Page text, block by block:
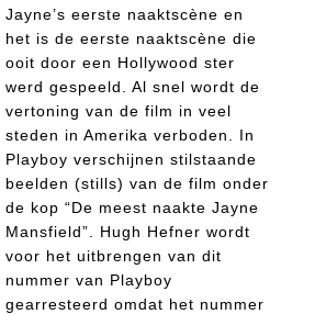
Jayne’s eerste naaktscène en
het is de eerste naaktscène die
ooit door een Hollywood ster
werd gespeeld. Al snel wordt de
vertoning van de film in veel
steden in Amerika verboden. In
Playboy verschijnen stilstaande
beelden (stills) van de film onder
de kop “De meest naakte Jayne
Mansfield”. Hugh Hefner wordt
voor het uitbrengen van dit
nummer van Playboy
gearresteerd omdat het nummer